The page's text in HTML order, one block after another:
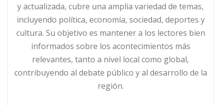
y actualizada, cubre una amplia variedad de temas,
incluyendo política, economía, sociedad, deportes y
cultura. Su objetivo es mantener a los lectores bien
informados sobre los acontecimientos más
relevantes, tanto a nivel local como global,
contribuyendo al debate público y al desarrollo de la
región.